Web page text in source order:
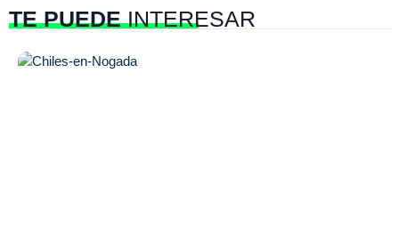
TE PUEDEINTERESAR